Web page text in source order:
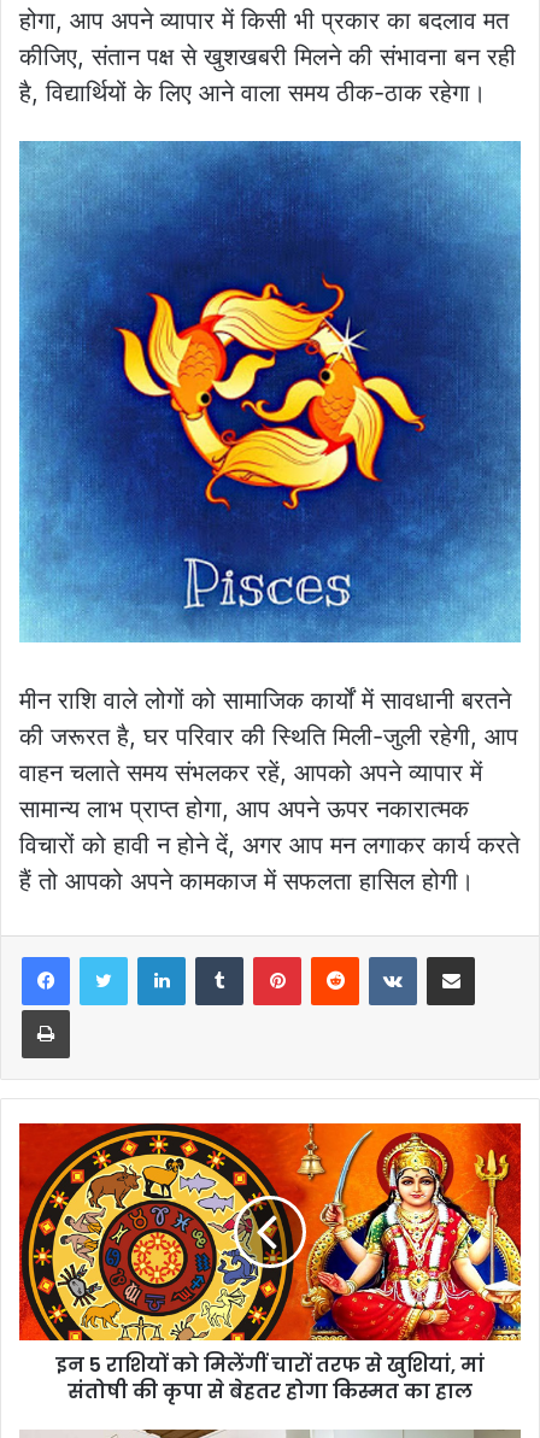
होगा, आप अपने व्यापार में किसी भी प्रकार का बदलाव मत
कीजिए, संतान पक्ष से खुशखबरी मिलने की संभावना बन रही
है, विद्यार्थियों के लिए आने वाला समय ठीक-ठाक रहेगा।
मीन राशि वाले लोगों को सामाजिक कार्यों में सावधानी बरतने
की जरूरत है, घर परिवार की स्थिति मिली-जुली रहेगी, आप
वाहन चलाते समय संभलकर रहें, आपको अपने व्यापार में
सामान्य लाभ प्राप्त होगा, आप अपने ऊपर नकारात्मक
विचारों को हावी न होने दें, अगर आप मन लगाकर कार्य करते
हैं तो आपको अपने कामकाज में सफलता हासिल होगी।
LinkedInTumblr PinterestReddit VKontakteShare via Email
Print
इन 5 राशियों को मिलेंगीं चारों तरफ से खुशियां, मां
संतोषी की कृपा से बेहतर होगा किस्मत का हाल